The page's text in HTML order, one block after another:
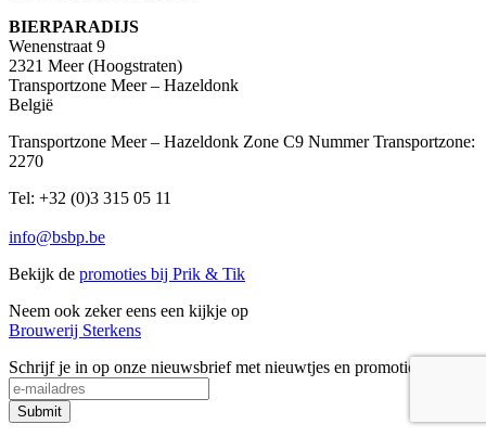
BIERPARADIJS
Wenenstraat 9
2321 Meer (Hoogstraten)
Transportzone Meer – Hazeldonk
België
Transportzone Meer – Hazeldonk Zone C9 Nummer Transportzone:
2270
Tel: +32 (0)3 315 05 11
info@bsbp.be
Bekijk de promoties bij Prik & Tik
Neem ook zeker eens een kijkje op
Brouwerij Sterkens
Schrijf je in op onze nieuwsbrief met nieuwtjes en promoties
Submit